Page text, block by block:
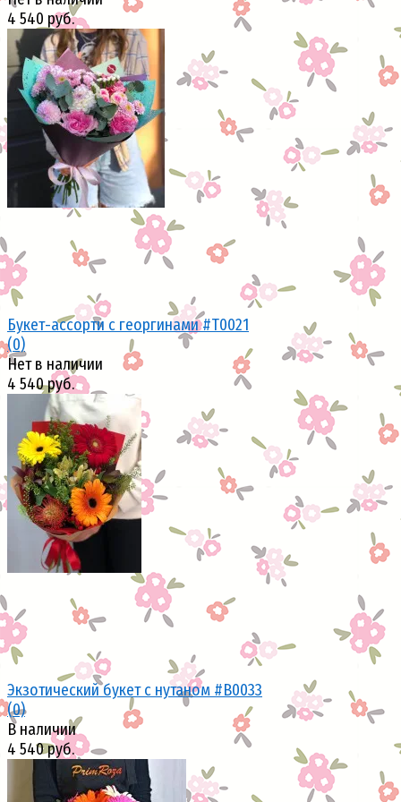
избранное сравнить
4 540 руб.
избранное сравнить
Букет-ассорти с георгинами #Т0021
(0)
Нет в наличии
4 540 руб.
Экзотический букет с нутаном #В0033
(0)
В наличии
4 540 руб.